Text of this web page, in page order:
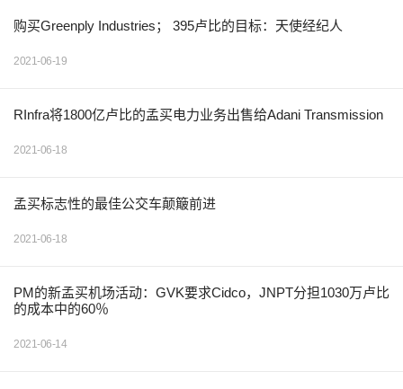
购买Greenply Industries； 395卢比的目标：天使经纪人
2021-06-19
RInfra将1800亿卢比的孟买电力业务出售给Adani Transmission
2021-06-18
孟买标志性的最佳公交车颠簸前进
2021-06-18
PM的新孟买机场活动：GVK要求Cidco，JNPT分担1030万卢比
的成本中的60％
2021-06-14